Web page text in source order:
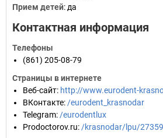
Прием детей: да
Контактная информация
Телефоны
(861) 205-08-79
Страницы в интернете
Веб-сайт: http://www.eurodent-
ВКонтакте: /eurodent_krasnodar
Telegram: /eurodentlux
Prodoctorov.ru: /krasnodar/lpu/